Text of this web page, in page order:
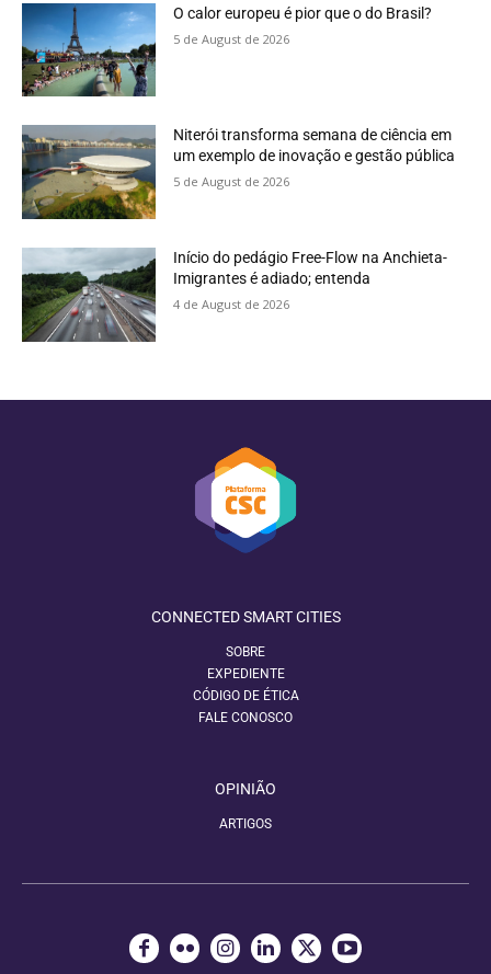
O calor europeu é pior que o do Brasil?
5 de August de 2026
Niterói transforma semana de ciência em
um exemplo de inovação e gestão pública
5 de August de 2026
Início do pedágio Free-Flow na Anchieta-
Imigrantes é adiado; entenda
4 de August de 2026
CONNECTED SMART CITIES
SOBRE
EXPEDIENTE
CÓDIGO DE ÉTICA
FALE CONOSCO
OPINIÃO
ARTIGOS